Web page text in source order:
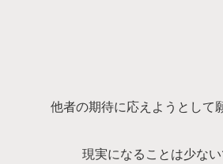
他者の期待に応えようとして
現実になることは少ない